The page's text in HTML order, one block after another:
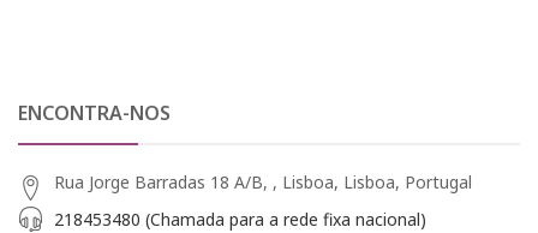
ENCONTRA-NOS
Rua Jorge Barradas 18 A/B, , Lisboa, Lisboa, Portugal
218453480 (Chamada para a rede fixa nacional)